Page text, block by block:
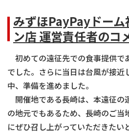
みずほPayPayドーム
ン店 運営責任者のコ
初めての遠征先での食事提供で
でした。さらに当日は台風が接近
中、準備を進めました。
開催地である長崎は、本遠征の
の地元でもあるため、長崎のご当
にぜひ召し上がっていただきたい